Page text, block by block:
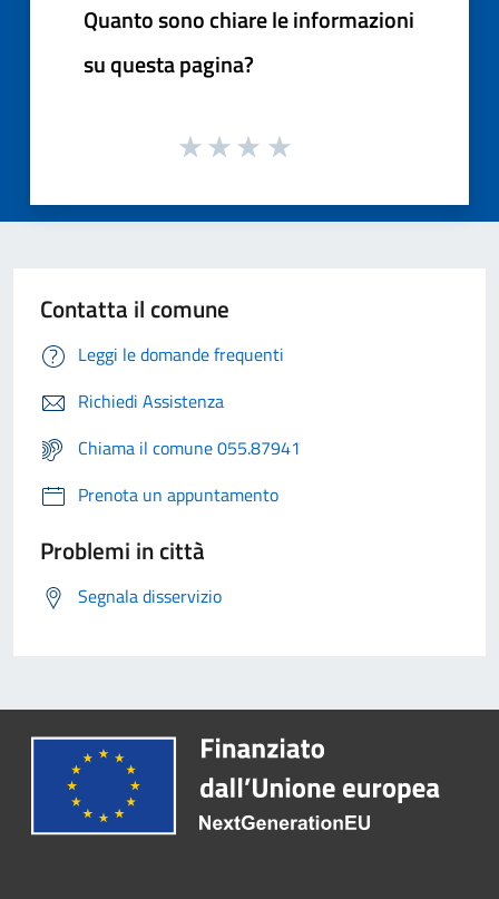
Quanto sono chiare le informazioni
su questa pagina?
Contatta il comune
Leggi le domande frequenti
Richiedi Assistenza
Chiama il comune 055.87941
Prenota un appuntamento
Problemi in città
Segnala disservizio